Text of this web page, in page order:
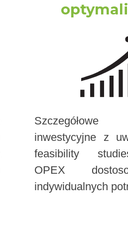
inwestycyjne z
feasibility
OPEX
indywidualnych